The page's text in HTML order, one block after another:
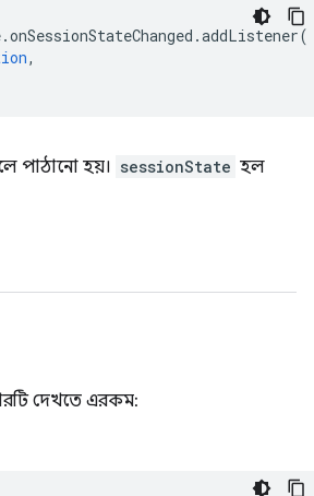
.onSessionStateChanged .addListener(
,
পাঠানো হয়। sessionState হল
দেখতে এরকম: